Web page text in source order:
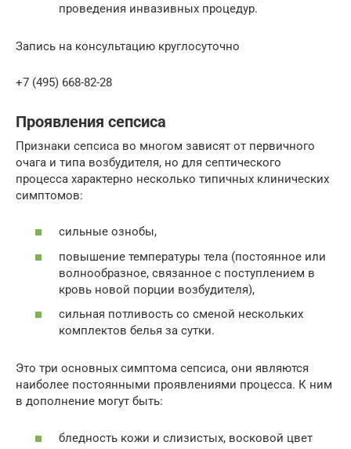
проведения инвазивных процедур.
Запись на консультацию круглосуточно
+7 (495) 668-82-28
Проявления сепсиса
Признаки сепсиса во многом зависят от первичного
очага и типа возбудителя, но для септического
процесса характерно несколько типичных клинических
симптомов:
сильные ознобы,
повышение температуры тела (постоянное или
волнообразное, связанное с поступлением в
кровь новой порции возбудителя),
сильная потливость со сменой нескольких
комплектов белья за сутки.
Это три основных симптома сепсиса, они являются
наиболее постоянными проявлениями процесса. К ним
в дополнение могут быть:
бледность кожи и слизистых, восковой цвет